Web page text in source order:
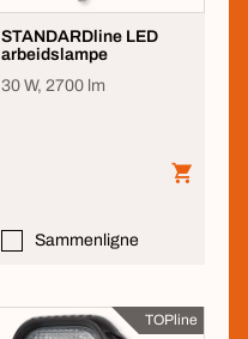
STANDARDline LED
arbeidslampe
30 W, 2700 lm
Sammenligne
TOPline